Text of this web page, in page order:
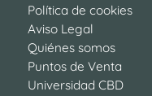
Política de cookies
Aviso Legal
Quiénes somos
Puntos de Venta
Universidad CBD